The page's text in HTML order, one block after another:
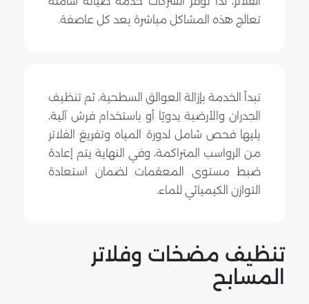
تعالج هذه المشاكل مباشرة بعد كل عاصفة.
تبدأ الخدمة بإزالة العوالق السطحية، ثم تنظيف
الجدران والأرضية يدويًا أو باستخدام فرش آلية،
يليها فحص شامل لدورة المياه وتفريغ الفلاتر
من الرواسب المتراكمة، وفي النهاية يتم إعادة
ضبط مستوى المعقمات لضمان استعادة
التوازن الكيميائي للماء.
تنظيف مضخات وفلاتر
المسابح